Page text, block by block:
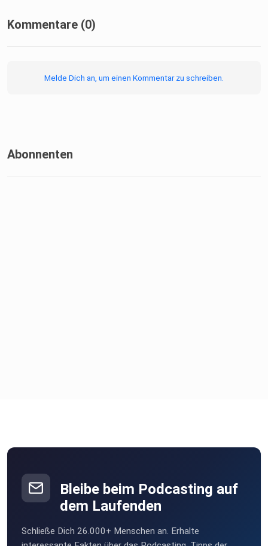
Kommentare (0)
Melde Dich an, um einen Kommentar zu schreiben.
Abonnenten
Bleibe beim Podcasting auf
dem Laufenden
Schließe Dich 26.000+ Menschen an. Erhalte